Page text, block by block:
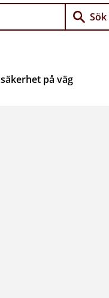
Sök
på väg